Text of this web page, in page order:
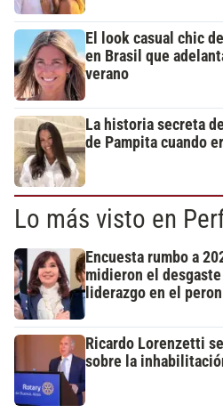
El look casual chic
en Brasil que
verano
La historia secreta
de Pampita cuando
Lo más visto en
Encuesta rumbo a
midieron el
liderazgo en el
Ricardo Lorenzetti
sobre la